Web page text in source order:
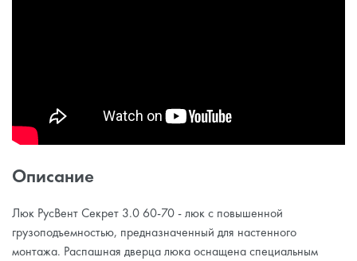
Описание
Люк РусВент Секрет 3.0 60-70 - люк с повышенной
грузоподъемностью, предназначенный для настенного
монтажа. Распашная дверца люка оснащена специальным